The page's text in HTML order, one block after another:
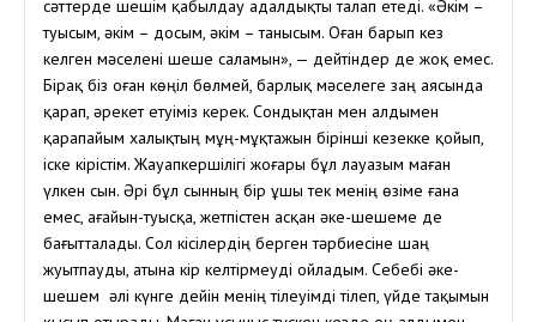
сәттерде шешім қабылдау адалдықты талап етеді. «Әкім –
туысым, әкім – досым, әкім – танысым. Оған барып кез
келген мәселені шеше саламын», — дейтіндер де жоқ емес.
Бірақ біз оған көңіл бөлмей, барлық мәселеге заң аясында
қарап, әрекет етуіміз керек. Сондықтан мен алдымен
қарапайым халықтың мұң-мұқтажын бірінші кезекке қойып,
іске кірістім. Жауапкершілігі жоғары бұл лауазым маған
үлкен сын. Әрі бұл сынның бір ұшы тек менің өзіме ғана
емес, ағайын-туысқа, жетпістен асқан әке-шешеме де
бағытталады. Сол кісілердің берген тәрбиесіне шаң
жуытпауды, атына кір келтірмеуді ойладым. Себебі әке-
шешем әлі күнге дейін менің тілеуімді тілеп, үйде тақымын